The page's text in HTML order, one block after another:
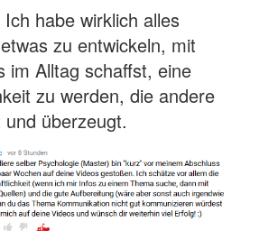
habe wirklich alles
zu entwickeln, mit
im Alltag schaffst, eine
zu werden, die andere
überzeugt.